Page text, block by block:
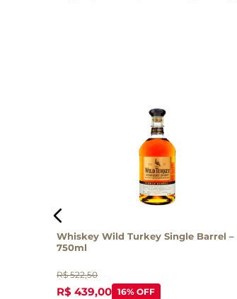
Whiskey Wild Turkey Single Barrel –
750ml
R$ 522,50
R$ 439,00 16% OFF